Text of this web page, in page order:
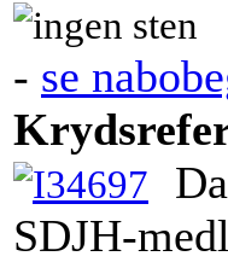
- se
SDJH-